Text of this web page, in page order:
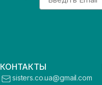
КОНТАКТЫ
sisters.co.ua@gmail.com